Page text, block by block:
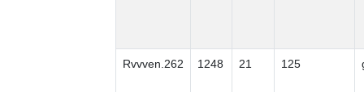
Rvvven.262 1248 21 125